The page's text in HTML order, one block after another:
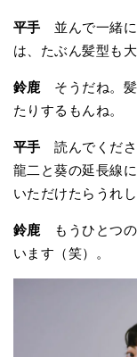
平手 並んで一緒に
は、たぶん髪型も大
鈴鹿 そうだね。髪
たりするもんね。
平手 読んでくださ
龍二と葵の延長線
いただけたらうれし
鈴鹿 もうひとつの
います（笑）。